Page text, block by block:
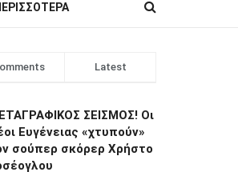
Latest
ΣΕΙΣΜΟΣ! Οι
Ευγένειας «χτυπούν»
σούπερ σκόρερ Χρήστο